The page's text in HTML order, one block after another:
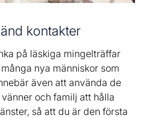
kontakter
på läskiga mingelträffar
nya människor som
även att använda de
och familj att hålla
så att du är den första